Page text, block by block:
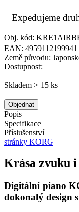
Expedujeme
Obj. kód:
EAN: 4959112199941
Země původu:
Dostupnost:
Skladem > 15 ks
Objednat
Popis
Specifikace
Příslušenství
stránky KORG
Krása zvuku i
Digitální piano
dokonalý design